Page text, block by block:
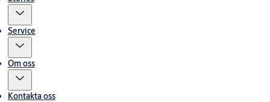
Service
Om oss
Kontakta oss